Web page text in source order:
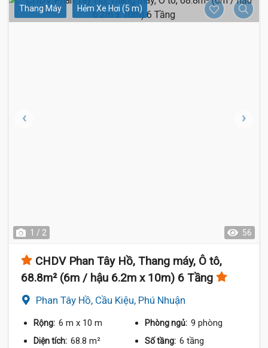
Thang Máy Hẻm Xe Hơi (5 m)
1 / 2 56
CHDV Phan Tây Hồ, Thang máy, Ô tô,
68.8m² (6m / hậu 6.2m x 10m) 6 Tầng
Phan Tây Hồ, Cầu Kiệu, Phú Nhuận
Rộng: 6 m x 10 m Phòng ngủ: 9 phòng
Diện tích: 68.8 m² Số tầng: 6 tầng